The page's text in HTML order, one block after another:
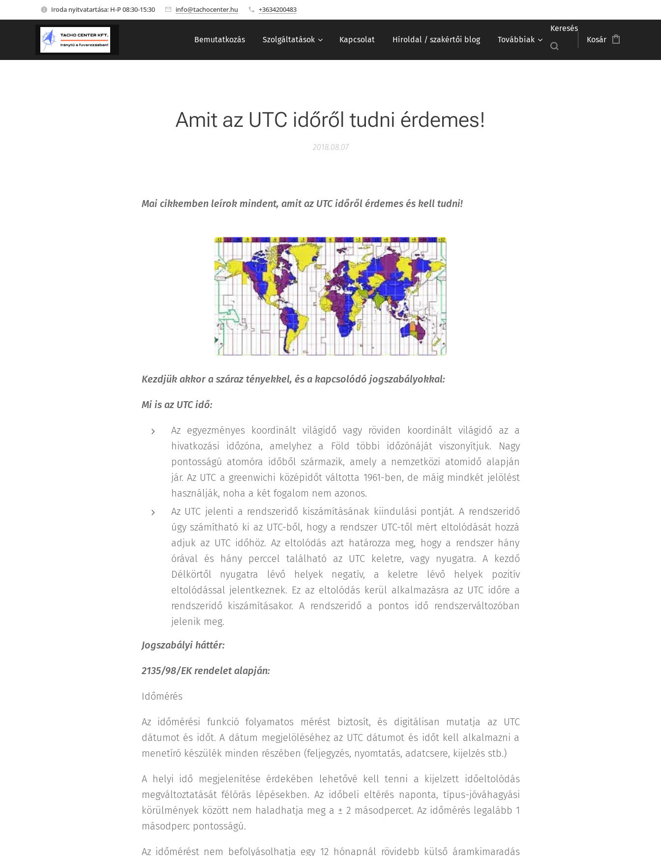
Iroda nyitvatartása: H-P 08:30-15:30 info@tachocenter.hu +3634200483
Bemutatkozás Szolgáltatások Kapcsolat Híroldal / szakértői blog Továbbiak
Keresés
Kosár
Amit az UTC időről tudni érdemes!
2018.08.07
Mai cikkemben leírok mindent, amit az UTC időről érdemes és kell tudni!
Kezdjük akkor a száraz tényekkel, és a kapcsolódó jogszabályokkal:
Mi is az UTC idő:
Az egyezményes koordinált világidő vagy röviden koordinált világidő az a
hivatkozási időzóna, amelyhez a Föld többi időzónáját viszonyítjuk. Nagy
pontosságú atomóra időből származik, amely a nemzetközi atomidő alapján
jár. Az UTC a greenwichi középidőt váltotta 1961-ben, de máig mindkét jelölést
használják, noha a két fogalom nem azonos.
Az UTC jelenti a rendszeridő kiszámításának kiindulási pontját. A rendszeridő
úgy számítható ki az UTC-ből, hogy a rendszer UTC-től mért eltolódását hozzá
adjuk az UTC időhöz. Az eltolódás azt határozza meg, hogy a rendszer hány
órával és hány perccel található az UTC keletre, vagy nyugatra. A kezdő
Délkörtől nyugatra lévő helyek negatív, a keletre lévő helyek pozitív
eltolódással jelentkeznek. Ez az eltolódás kerül alkalmazásra az UTC időre a
rendszeridő kiszámításakor. A rendszeridő a pontos idő rendszerváltozóban
jelenik meg.
Jogszabályi háttér:
2135/98/EK rendelet alapján:
Időmérés
Az időmérési funkció folyamatos mérést biztosít, és digitálisan mutatja az UTC
dátumot és időt. A dátum megjelöléséhez az UTC dátumot és időt kell alkalmazni a
menetíró készülék minden részében (feljegyzés, nyomtatás, adatcsere, kijelzés stb.)
A helyi idő megjelenítése érdekében lehetővé kell tenni a kijelzett időeltolódás
megváltoztatását félórás lépésekben. Az időbeli eltérés naponta, típus-jóváhagyási
körülmények között nem haladhatja meg a ± 2 másodpercet. Az időmérés legalább 1
másodperc pontosságú.
Az időmérést nem befolyásolhatja egy 12 hónapnál rövidebb külső áramkimaradás